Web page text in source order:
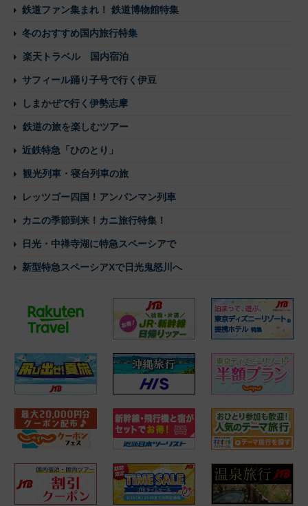
鉄道ファン集まれ！ 鉄道博物館特集
冬のおすすめ国内旅行特集
楽天トラベル 国内宿泊
サフィール踊り子号で行く伊豆
しまかぜで行く伊勢志摩
鉄道の旅を楽しむツアー
近鉄特急「ひのとり」
観光列車・寝台列車の旅
レッツゴー四国！アンパンマン列車
カニの季節到来！カニ旅行特集！
日光・中禅寺湖に特急スペーシアで
新型特急スペーシアXで日光鬼怒川へ